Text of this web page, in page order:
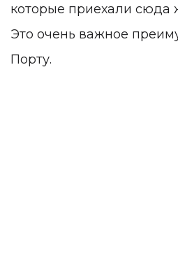
которые приехали сюда
Это очень важное
Порту.